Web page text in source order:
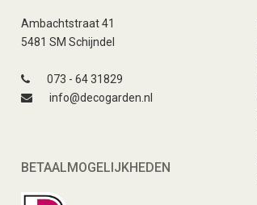
Ambachtstraat 41
5481 SM Schijndel
073 - 64 31829
info@decogarden.nl
BETAALMOGELIJKHEDEN